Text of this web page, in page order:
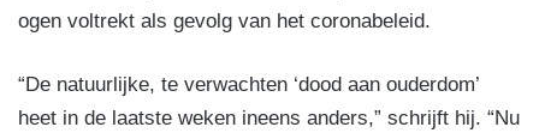
ogen voltrekt als gevolg van het coronabeleid.
“De natuurlijke, te verwachten ‘dood aan ouderdom’
heet in de laatste weken ineens anders,” schrijft hij. “Nu